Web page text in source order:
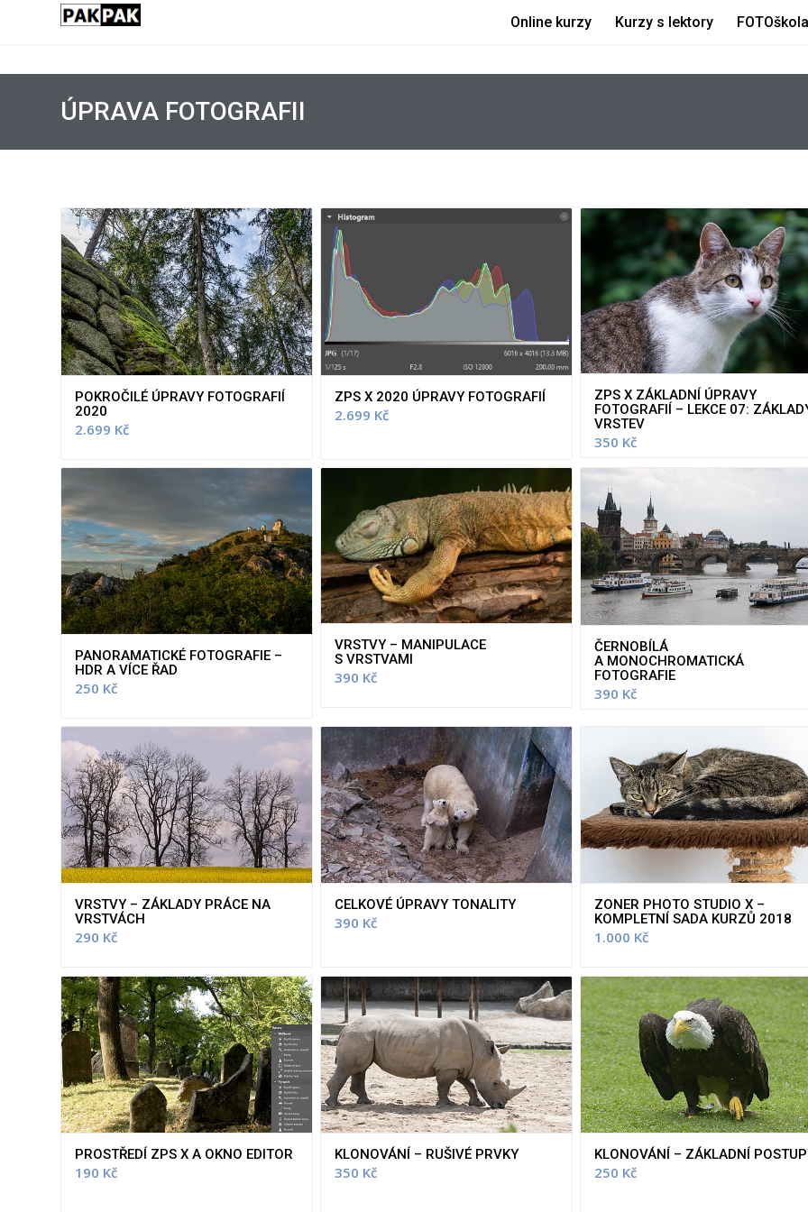
Online kurzy Kurzy s lektory FOTOškola
ÚPRAVA FOTOGRAFII
POKROČILÉ ÚPRAVY FOTOGRAFIÍ
2020
2.699 Kč
ZPS X 2020 ÚPRAVY FOTOGRAFIÍ
2.699 Kč
ZPS X ZÁKLADNÍ ÚPRAVY
FOTOGRAFIÍ – LEKCE 07:
VRSTEV
350 Kč
PANORAMATICKÉ FOTOGRAFIE –
HDR A VÍCE ŘAD
250 Kč
VRSTVY – MANIPULACE
S VRSTVAMI
390 Kč
ČERNOBÍLÁ
A MONOCHROMATICKÁ
FOTOGRAFIE
390 Kč
VRSTVY – ZÁKLADY PRÁCE NA
VRSTVÁCH
290 Kč
CELKOVÉ ÚPRAVY TONALITY
390 Kč
ZONER PHOTO STUDIO X –
KOMPLETNÍ SADA KURZŮ 2018
1.000 Kč
PROSTŘEDÍ ZPS X A OKNO EDITOR
190 Kč
KLONOVÁNÍ – RUŠIVÉ PRVKY
350 Kč
KLONOVÁNÍ – ZÁKLADNÍ
250 Kč